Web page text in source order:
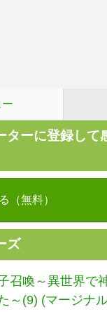
ターに登録して
（無料）
ズ
召喚～異世界で
～(9) (マージナ